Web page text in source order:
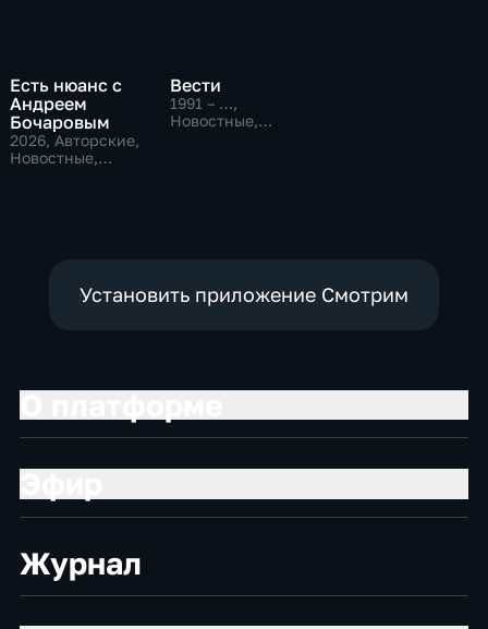
Есть нюанс с
Андреем
Бочаровым
2026, Авторские,
Новостные,
Вести
1991 – …,
Новостные,
Установить приложение Смотрим
Журнал